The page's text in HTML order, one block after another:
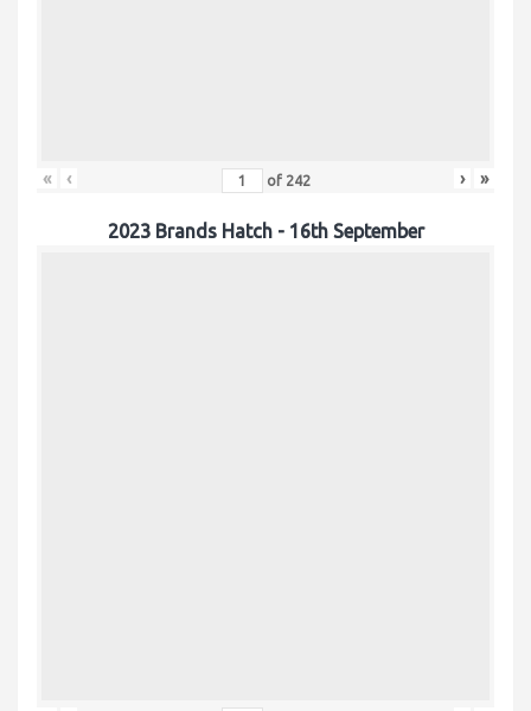
« ‹ of 242 › »
2023 Brands Hatch - 16th September